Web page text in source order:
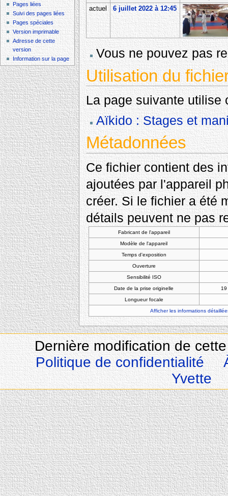
actuel
6 juillet 2022 à 12:45
Vous ne pouvez pas
Utilisation du
La page suivante utilise
Aïkido : Stages et
Métadonnées
Ce fichier contient des
ajoutées par l'appareil
créer. Si le fichier a été
détails peuvent ne pas
Fabricant de l'appareil
Modèle de l'appareil
Temps d'exposition
Ouverture
Sensibilité ISO
Date de la prise originelle
Longueur focale
Afficher les informations
Pages liées
Suivi des pages liées
Pages spéciales
Version imprimable
Adresse de cette
version
Information sur la page
Dernière modification de
Politique de confidentialité
Yvette